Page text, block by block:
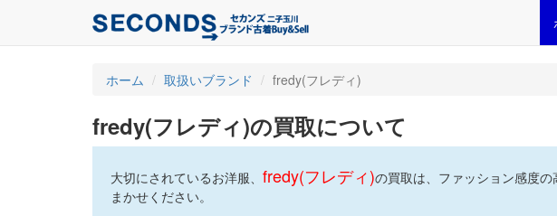
ホーム 取扱いブランド fredy(フレディ)
fredy(フレディ)の買取について
大切にされているお洋服、 fredy(フレディ)の買取は、ファッション感度
まかせください。